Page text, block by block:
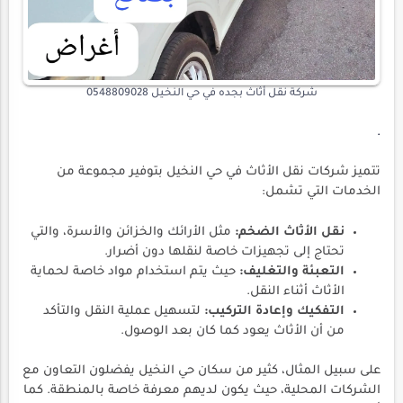
شركة نقل أثاث بجده في حي النخيل 0548809028
.
تتميز شركات نقل الأثاث في حي النخيل بتوفير مجموعة من
الخدمات التي تشمل:
نقل الأثاث الضخم: مثل الأرائك والخزائن والأسرة، والتي
تحتاج إلى تجهيزات خاصة لنقلها دون أضرار.
التعبئة والتغليف: حيث يتم استخدام مواد خاصة لحماية
الأثاث أثناء النقل.
التفكيك وإعادة التركيب: لتسهيل عملية النقل والتأكد
من أن الأثاث يعود كما كان بعد الوصول.
على سبيل المثال، كثير من سكان حي النخيل يفضلون التعاون مع
الشركات المحلية، حيث يكون لديهم معرفة خاصة بالمنطقة. كما